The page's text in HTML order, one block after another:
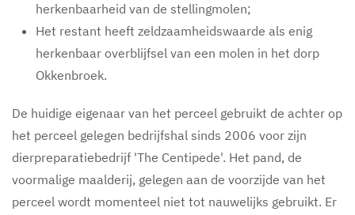
herkenbaarheid van de stellingmolen;
Het restant heeft zeldzaamheidswaarde als enig
herkenbaar overblijfsel van een molen in het dorp
Okkenbroek.
De huidige eigenaar van het perceel gebruikt de achter op
het perceel gelegen bedrijfshal sinds 2006 voor zijn
dierpreparatiebedrijf 'The Centipede'. Het pand, de
voormalige maalderij, gelegen aan de voorzijde van het
perceel wordt momenteel niet tot nauwelijks gebruikt. Er